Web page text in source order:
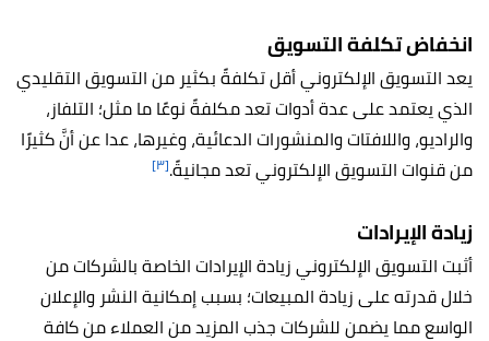
انخفاض تكلفة التسويق
يعد التسويق الإلكتروني أقل تكلفةً بكثير من التسويق التقليدي
الذي يعتمد على عدة أدوات تعد مكلفةً نوعًا ما مثل؛ التلفاز،
والراديو، واللافتات والمنشورات الدعائية، وغيرها، عدا عن أنَّ كثيرًا
من قنوات التسويق الإلكتروني تعد مجانيةً.[٣]
زيادة الإيرادات
أثبت التسويق الإلكتروني زيادة الإيرادات الخاصة بالشركات من
خلال قدرته على زيادة المبيعات؛ بسبب إمكانية النشر والإعلان
الواسع مما يضمن للشركات جذب المزيد من العملاء من كافة